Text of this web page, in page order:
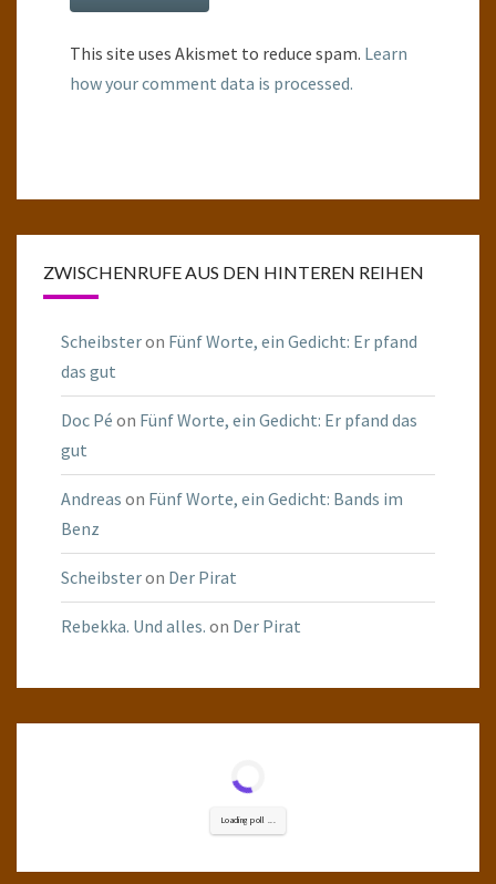
This site uses Akismet to reduce spam. Learn
how your comment data is processed.
ZWISCHENRUFE AUS DEN HINTEREN REIHEN
Scheibsteron Fünf Worte, ein Gedicht: Er pfand
das gut
Doc Pé on Fünf Worte, ein Gedicht: Er pfand das
gut
Andreas on Fünf Worte, ein Gedicht: Bands im
Benz
Scheibsteron Der Pirat
Rebekka. Und alles. on Der Pirat
Loading poll ...